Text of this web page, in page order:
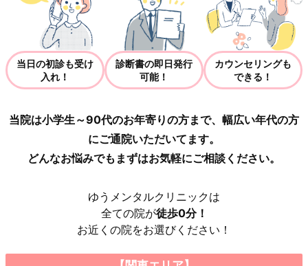
当日の初診も受け
入れ！
診断書の即日発行
可能！
カウンセリングも
できる！
当院は小学生～90代のお年寄りの方まで、幅広い年代の方
にご通院いただいてます。
どんなお悩みでもまずはお気軽にご相談ください。
ゆうメンタルクリニックは
全ての院が徒歩0分！
お近くの院をお選びください！